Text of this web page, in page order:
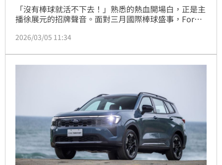
「沒有棒球就活不下去！」熟悉的熱血開場白，正是主
播徐展元的招牌聲音。面對三月國際棒球盛事，Ford
中華隊集氣，要把主場氣勢一路推到世界舞台。
2026/03/05 11:34